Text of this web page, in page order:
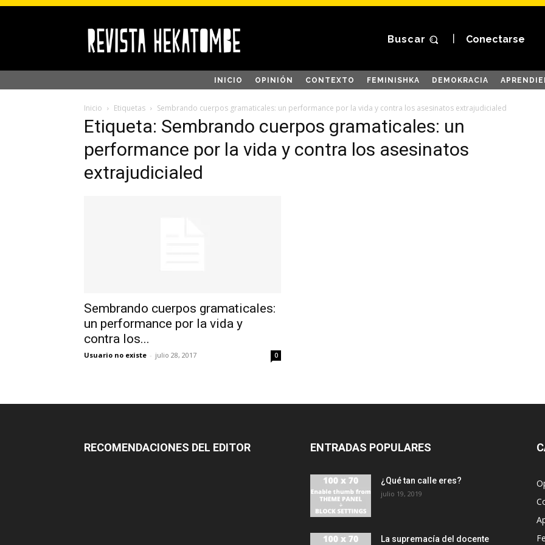
Buscar Conectarse
INICIO OPINIÓN CONTEXTO FEMINISHKA DEMOKRACIA
Inicio Etiquetas Sembrando cuerpos gramaticales: un performance por la vida y contra los asesinatos extrajudicialed
Etiqueta: Sembrando cuerpos gramaticales: un
performance por la vida y contra los asesinatos
extrajudicialed
Sembrando cuerpos gramaticales:
un performance por la vida y
contra los...
Usuario no existe - julio 28, 2017 0
RECOMENDACIONES DEL EDITOR ENTRADAS POPULARES
¿Qué tan calle eres?
julio 19, 2019
La supremacía del docente